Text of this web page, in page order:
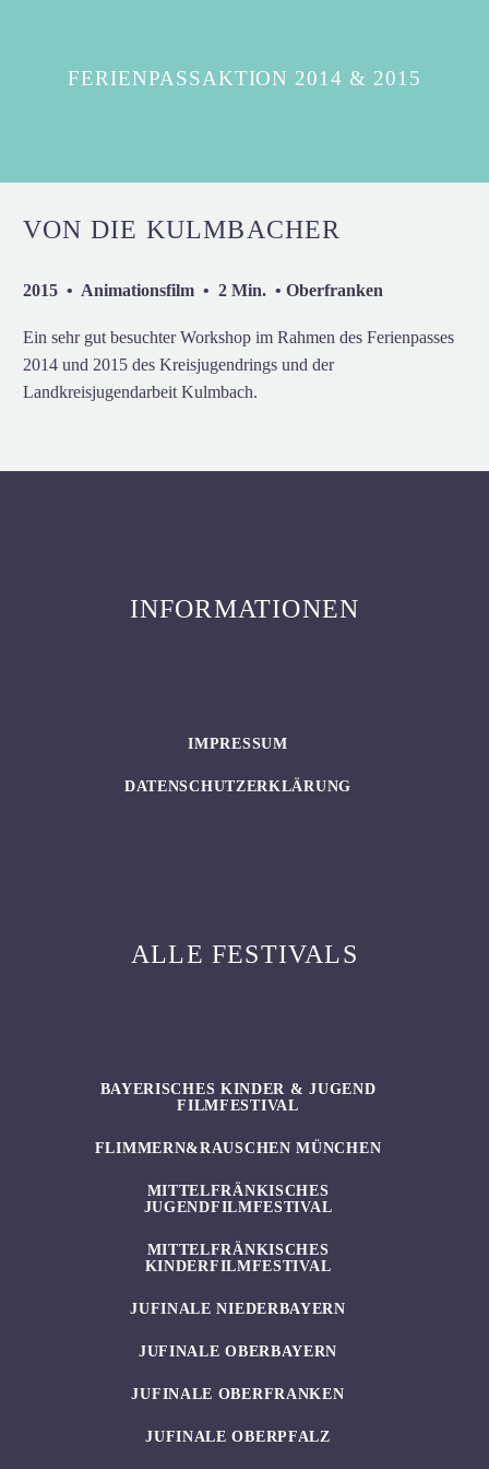
FERIENPASSAKTION 2014 & 2015
VON DIE KULMBACHER
2015 • Animationsfilm • 2 Min. • Oberfranken
Ein sehr gut besuchter Workshop im Rahmen des Ferienpasses
2014 und 2015 des Kreisjugendrings und der
Landkreisjugendarbeit Kulmbach.
INFORMATIONEN
IMPRESSUM
DATENSCHUTZERKLÄRUNG
ALLE FESTIVALS
BAYERISCHES KINDER & JUGEND
FILMFESTIVAL
FLIMMERN&RAUSCHEN MÜNCHEN
MITTELFRÄNKISCHES
JUGENDFILMFESTIVAL
MITTELFRÄNKISCHES
KINDERFILMFESTIVAL
JUFINALE NIEDERBAYERN
JUFINALE OBERBAYERN
JUFINALE OBERFRANKEN
JUFINALE OBERPFALZ